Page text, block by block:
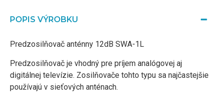
POPIS VÝROBKU
Predzosilňovač anténny 12dB SWA-1L
Predzosilňovač je vhodný pre príjem analógovej aj
digitálnej televízie. Zosilňovače tohto typu sa najčastejšie
používajú v sieťových anténach.